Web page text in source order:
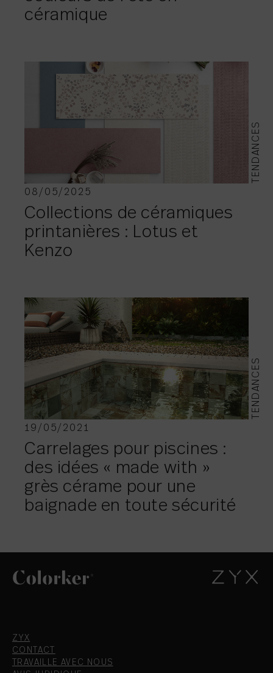
céramique
TENDANCES
08/05/2025
Collections de céramiques
printanières : Lotus et
Kenzo
TENDANCES
19/05/2021
Carrelages pour piscines :
des idées « made with »
grès cérame pour une
baignade en toute sécurité
ZYX
CONTACT
TRAVAILLE AVEC NOUS